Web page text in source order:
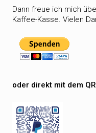
Dann freue ich mich
Kaffee-Kasse. Vielen
oder direkt mit dem